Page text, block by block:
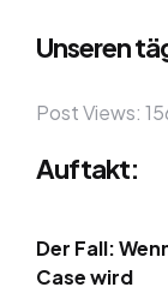
Unseren
Post Views:
Auftakt:
Der Fall:
Case wird